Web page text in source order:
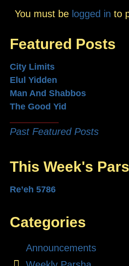
You must be logged in to
Featured Posts
City Limits
Elul Yidden
Man And Shabbos
The Good Yid
Past Featured Posts
This Week's
Re’eh 5786
Categories
Announcements